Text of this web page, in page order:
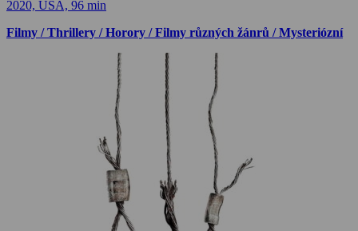
2020, USA, 96 min
Filmy / Thrillery / Horory / Filmy různých žánrů / Mysteriózní